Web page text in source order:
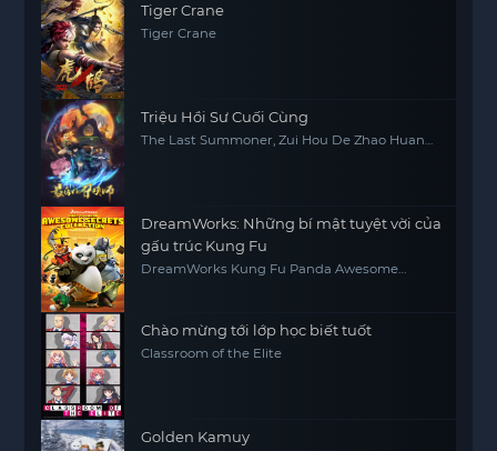
Tiger Crane
Tiger Crane
Triệu Hồi Sư Cuối Cùng
The Last Summoner, Zui Hou De Zhao Huan
DreamWorks: Những bí mật tuyệt vời của
gấu trúc Kung Fu
DreamWorks Kung Fu Panda Awesome
Chào mừng tới lớp học biết tuốt
Classroom of the Elite
Golden Kamuy